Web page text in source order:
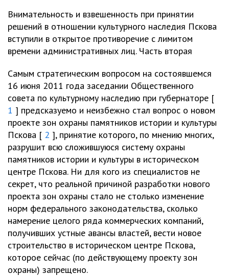
Внимательность и взвешенность при принятии
решений в отношении культурного наследия Пскова
вступили в открытое противоречие с лимитом
времени административных лиц. Часть вторая
Самым стратегическим вопросом на состоявшемся
16 июня 2011 года заседании Общественного
совета по культурному наследию при губернаторе [
1 ] предсказуемо и неизбежно стал вопрос о новом
проекте зон охраны памятников истории и культуры
Пскова [ 2 ], принятие которого, по мнению многих,
разрушит всю сложившуюся систему охраны
памятников истории и культуры в историческом
центре Пскова. Ни для кого из специалистов не
секрет, что реальной причиной разработки нового
проекта зон охраны стало не столько изменение
норм федерального законодательства, сколько
намерение целого ряда коммерческих компаний,
получивших устные авансы властей, вести новое
строительство в историческом центре Пскова,
которое сейчас (по действующему проекту зон
охраны) запрещено.